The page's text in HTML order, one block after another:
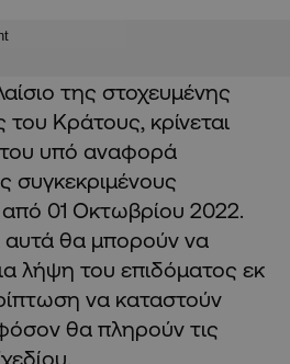
της στοχευμένης
του Κράτους, κρίνεται
υπό αναφορά
συγκεκριμένους
από 01 Οκτωβρίου 2022.
αυτά θα μπορούν να
λήψη του επιδόματος εκ
να καταστούν
θα πληρούν τις